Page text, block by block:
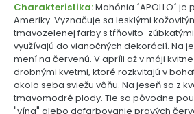
Charakteristika:Mahónia ´APOLLO´
Ameriky. Vyznačuje sa lesklými
tmavozelenej farby s tŕňovito-
využívajú do vianočných dekorácií. Na
mení na červenú. V apríli až v máji
drobnými kvetmi, ktoré rozkvitajú v
okolo seba sviežu vôňu. Na jeseň sa z
tmavomodré plody. Tie sa pôvodne
"vína" alebo dofarbovanie pravých